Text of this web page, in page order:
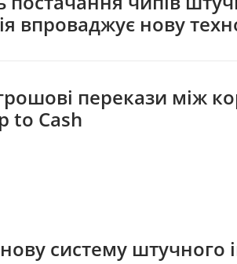
впроваджує нову
перекази між
to Cash
систему штучного